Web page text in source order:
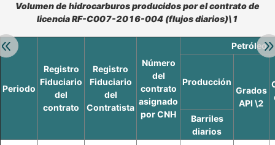
Retroceder:
Volumen de hidrocarburos producidos por el contrato de
licencia RF-C007-2016-004 (flujos diarios)\1
Periodo
Registro
Fiduciario
del
contrato
Registro
Fiduciario
del
Contratista
Número
del
contrato
asignado
por CNH
Petróleo
Producción
Grados
API \2
Barriles
diarios